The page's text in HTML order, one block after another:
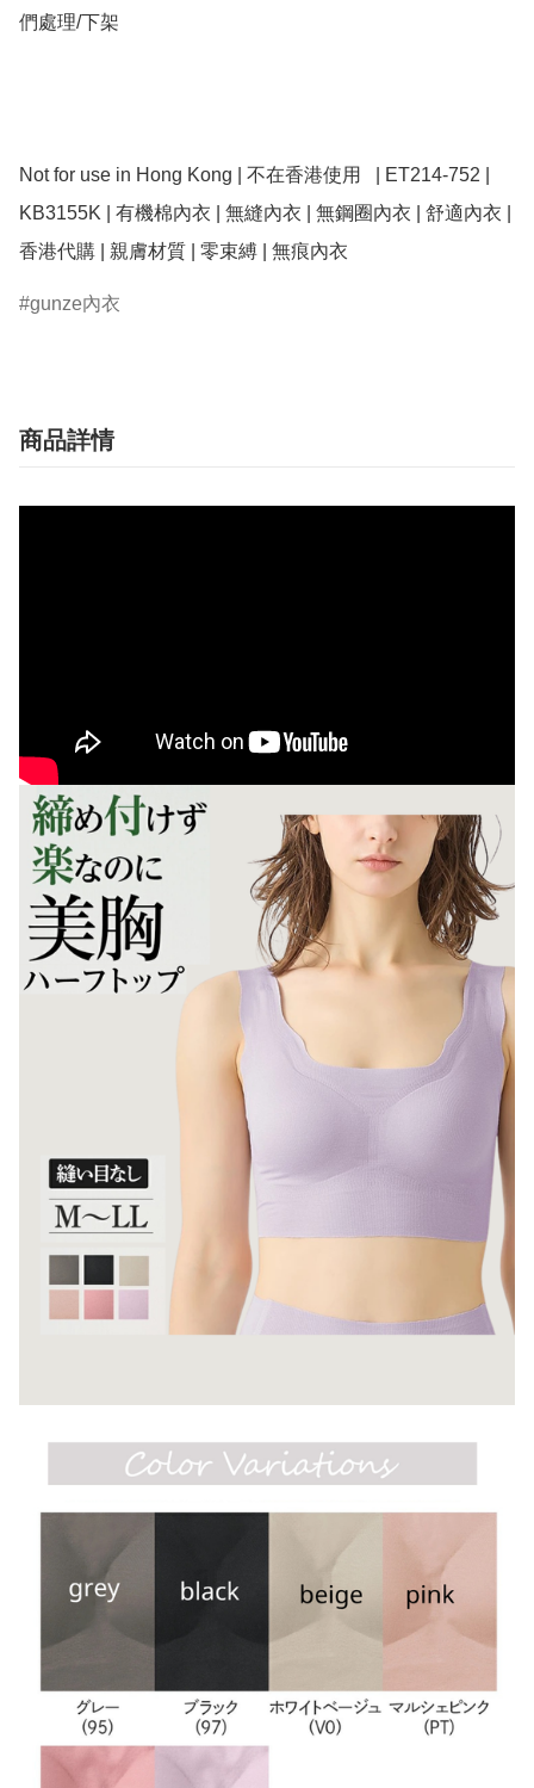
們處理/下架
Not for use in Hong Kong | 不在香港使用   | ET214-752 |
KB3155K | 有機棉內衣 | 無縫內衣 | 無鋼圈內衣 | 舒適內衣 |
gunze內衣
商品詳情